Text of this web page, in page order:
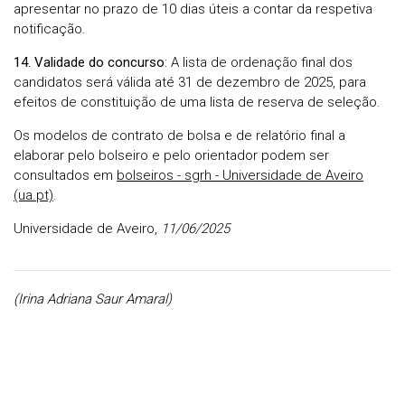
apresentar no prazo de 10 dias úteis a contar da respetiva
notificação.
14. Validade do concurso: A lista de ordenação final dos
candidatos será válida até 31 de dezembro de 2025, para
efeitos de constituição de uma lista de reserva de seleção.
Os modelos de contrato de bolsa e de relatório final a
elaborar pelo bolseiro e pelo orientador podem ser
consultados em bolseiros - sgrh - Universidade de Aveiro
(ua.pt).
Universidade de Aveiro, 11/06/2025
(Irina Adriana Saur Amaral)